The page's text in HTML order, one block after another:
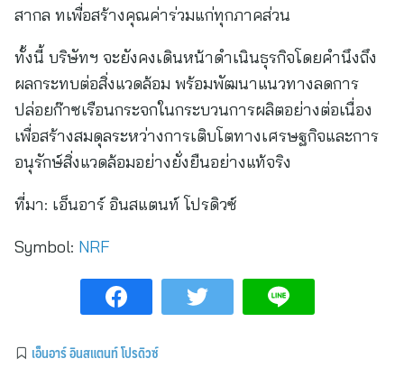
สากล ทเพื่อสร้างคุณค่าร่วมแก่ทุกภาคส่วน
ทั้งนี้ บริษัทฯ จะยังคงเดินหน้าดำเนินธุรกิจโดยคำนึงถึง
ผลกระทบต่อสิ่งแวดล้อม พร้อมพัฒนาแนวทางลดการ
ปล่อยก๊าซเรือนกระจกในกระบวนการผลิตอย่างต่อเนื่อง
เพื่อสร้างสมดุลระหว่างการเติบโตทางเศรษฐกิจและการ
อนุรักษ์สิ่งแวดล้อมอย่างยั่งยืนอย่างแท้จริง
ที่มา: เอ็นอาร์ อินสแตนท์ โปรดิวซ์
Symbol: NRF
เอ็นอาร์ อินสแตนท์ โปรดิวซ์